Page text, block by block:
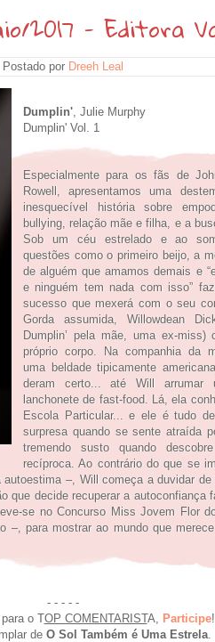
2017 - Editora
Postado por Dreeh Leal
Dumplin', Julie Murphy
Dumplin' Vol. 1
Especialmente para os fãs de
Rowell, apresentamos uma
inesquecível história sobre
bullying, relação mãe e filha, e a
Sob um céu estrelado e ao
questões como o primeiro beijo, a
de alguém que amamos demais e
e ninguém tem nada com isso”
sucesso que mexerá com o seu
Gorda assumida, Willowdean
Dumplin’ pela mãe, uma ex-
próprio corpo. Na companhia da
uma beldade tipicamente
deram certo... até Will arrumar
lanchonete de fast-food. Lá, ela
Escola Particular... e ele é tudo
surpresa quando se sente atraída
tremendo susto quando
recíproca. Ao contrário do que se
–, Will começa a duvidar
que decide recuperar a autoconfiança
se no Concurso Miss Jovem Flor
–, para mostrar ao mundo que
- - - - -
o TOP COMENTARISTA, Participe!
de O Sol Também é Uma Estrela.